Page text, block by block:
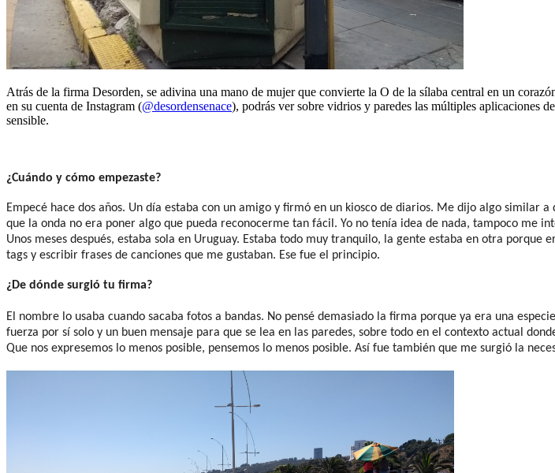
Atrás de la firma Desorden, se adivina una mano de mujer que convierte la O de la sílaba central en un
en su cuenta de Instagram (@desordensenace), podrás ver sobre vidrios y paredes las múltiples aplicaciones
sensible.
¿Cuándo y cómo empezaste?
Empecé hace dos años. Un día estaba con un amigo y firmó en un kiosco de diarios. Me dijo algo
que la onda no era poner algo que pueda reconocerme tan fácil. Yo no tenía idea de nada, tampoco me
Unos meses después, estaba sola en Uruguay. Estaba todo muy tranquilo, la gente estaba en otra
tags y escribir frases de canciones que me gustaban. Ese fue el principio.
¿De dónde surgió tu firma?
El nombre lo usaba cuando sacaba fotos a bandas. No pensé demasiado la firma porque ya era una
fuerza por sí solo y un buen mensaje para que se lea en las paredes, sobre todo en el contexto actual
Que nos expresemos lo menos posible, pensemos lo menos posible. Así fue también que me surgió la